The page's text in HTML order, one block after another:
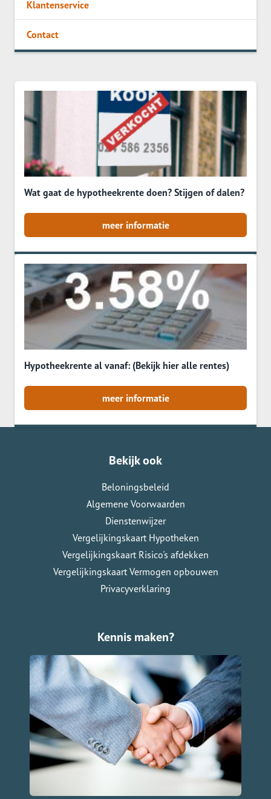
Klantenservice
Contact
Wat gaat de hypotheekrente doen? Stijgen of dalen?
meer informatie
Hypotheekrente al vanaf: (Bekijk hier alle rentes)
meer informatie
Bekijk ook
Beloningsbeleid
Algemene Voorwaarden
Dienstenwijzer
Vergelijkingskaart Hypotheken
Vergelijkingskaart Risico's afdekken
Vergelijkingskaart Vermogen opbouwen
Privacyverklaring
Kennis maken?